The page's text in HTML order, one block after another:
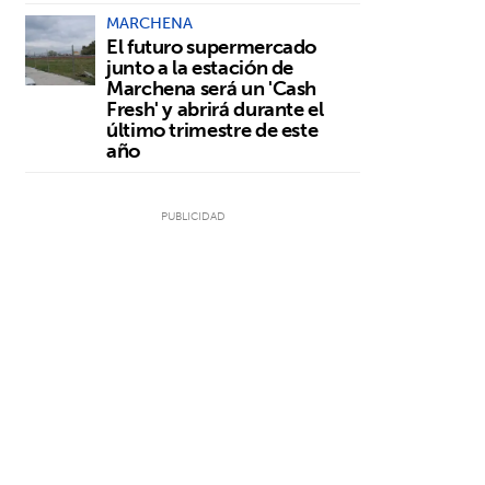
MARCHENA
El futuro supermercado
junto a la estación de
Marchena será un 'Cash
Fresh' y abrirá durante el
último trimestre de este
año